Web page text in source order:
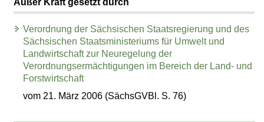
Verordnung der Sächsischen Staatsregierung und des
Sächsischen Staatsministeriums für Umwelt und
Landwirtschaft zur Neuregelung der
Verordnungsermächtigungen im Bereich der Land- und
Forstwirtschaft
vom 21. März 2006 (SächsGVBl. S. 76)